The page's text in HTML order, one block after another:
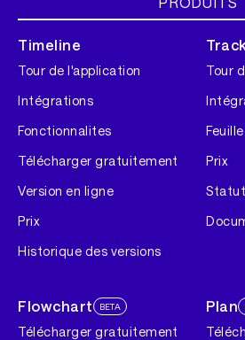
Timeline
Tour de l'application
Intégrations
Fonctionnalites
Télécharger gratuitement
Version en ligne
Prix
Historique des versions
Tour
Prix
Flowchart BETA
Télécharger gratuitement
Plan